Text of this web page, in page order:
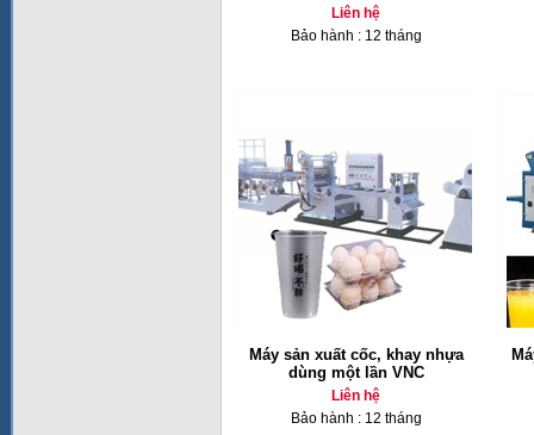
Liên hệ
Bảo hành : 12 tháng
Máy sản xuất cốc, khay nhựa
dùng một lần VNC
Liên hệ
Bảo hành : 12 tháng